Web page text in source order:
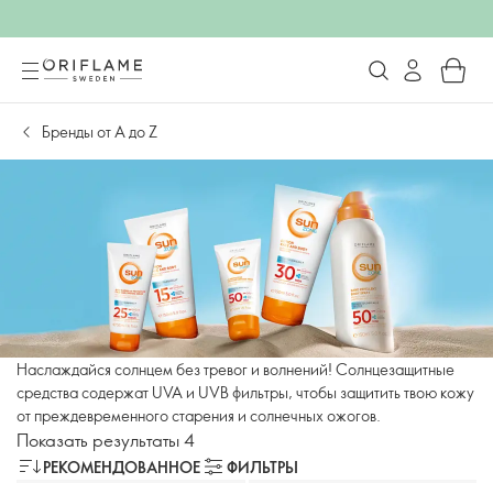
Бренды от А до Z
Наслаждайся солнцем без тревог и волнений! Солнцезащитные
средства содержат UVA и UVB фильтры, чтобы защитить твою кожу
от преждевременного старения и солнечных ожогов.
Показать результаты 4
РЕКОМЕНДОВАННОЕ ФИЛЬТРЫ